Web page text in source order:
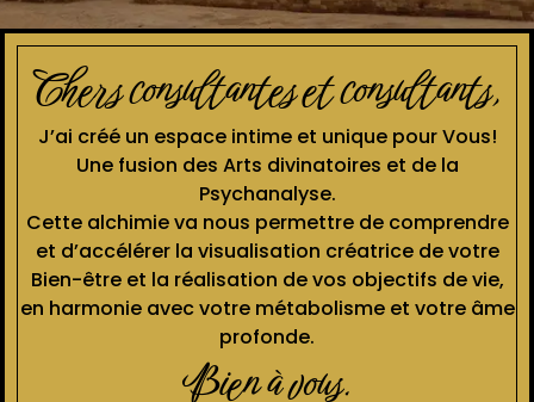
Chers consultantes et consultants,
J’ai créé un espace intime et unique pour Vous!
Une fusion des Arts divinatoires et de la
Psychanalyse.
Cette alchimie va nous permettre de comprendre
et d’accélérer la visualisation créatrice de votre
Bien-être et la réalisation de vos objectifs de vie,
en harmonie avec votre métabolisme et votre âme
profonde.
Bien à vous.